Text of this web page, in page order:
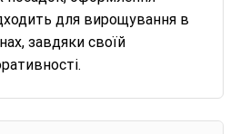
для вирощування в
завдяки своїй